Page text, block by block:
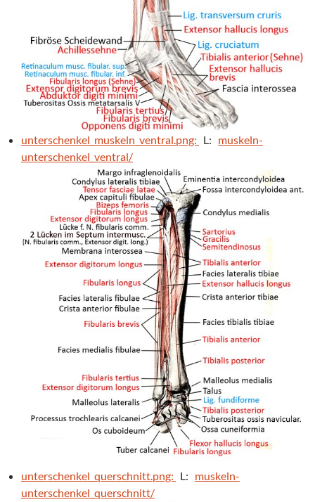
unterschenkel_muskeln_ventral.png: L: muskeln-
unterschenkel_ventral/
unterschenkel_querschnitt.png: L: muskeln-
unterschenkel_querschnitt/